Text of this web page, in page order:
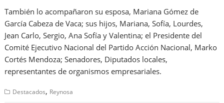
También lo acompañaron su esposa, Mariana Gómez de
García Cabeza de Vaca; sus hijos, Mariana, Sofía, Lourdes,
Jean Carlo, Sergio, Ana Sofía y Valentina; el Presidente del
Comité Ejecutivo Nacional del Partido Acción Nacional, Marko
Cortés Mendoza; Senadores, Diputados locales,
representantes de organismos empresariales.
Destacados, Reynosa